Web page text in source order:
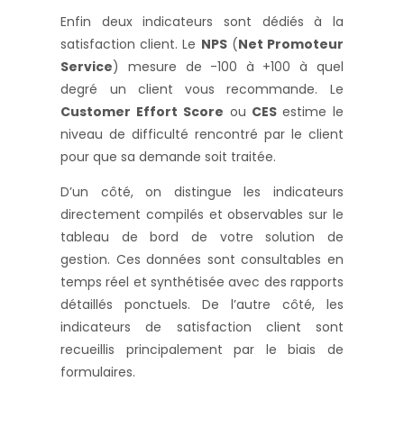
Enfin deux indicateurs sont dédiés à la
satisfaction client. Le NPS(Net Promoteur
Service) mesure de -100 à +100 à quel
degré un client vous recommande. Le
Customer Effort Score ou CESestime le
niveau de difficulté rencontré par le client
pour que sa demande soit traitée.
D’un côté, on distingue les indicateurs
directement compilés et observables sur le
tableau de bord de votre solution de
gestion. Ces données sont consultables en
temps réel et synthétisée avec des rapports
détaillés ponctuels. De l’autre côté, les
indicateurs de satisfaction client sont
recueillis principalement par le biais de
formulaires.